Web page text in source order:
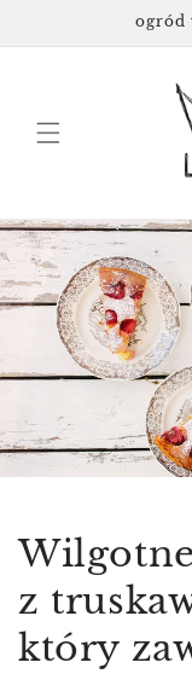
treści
ogród
z
który